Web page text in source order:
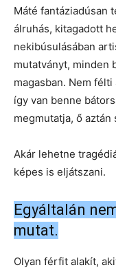
Máté fantáziadúsan
álruhás, kitagadott
nekibúsulásában
mutatványt, minden
magasban. Nem
így van benne
megmutatja, ő
Akár lehetne
képes is eljátszani.
Egyáltalán
mutat.
Olyan férfit alakít,